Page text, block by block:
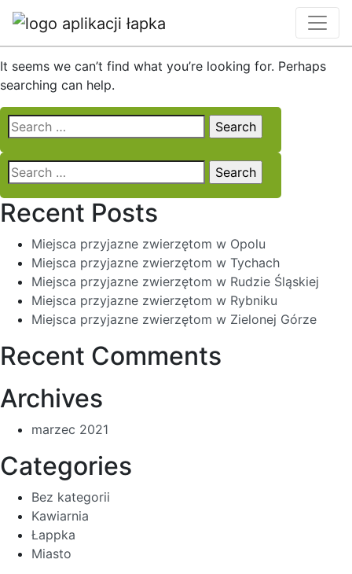
Nothing Found
It seems we can’t find what you’re looking for. Perhaps
searching can help.
Search
for:
Search
for:
Recent Posts
Miejsca przyjazne zwierzętom w Opolu
Miejsca przyjazne zwierzętom w Tychach
Miejsca przyjazne zwierzętom w Rudzie Śląskiej
Miejsca przyjazne zwierzętom w Rybniku
Miejsca przyjazne zwierzętom w Zielonej Górze
Recent Comments
Archives
marzec 2021
Categories
Bez kategorii
Kawiarnia
Łappka
Miasto